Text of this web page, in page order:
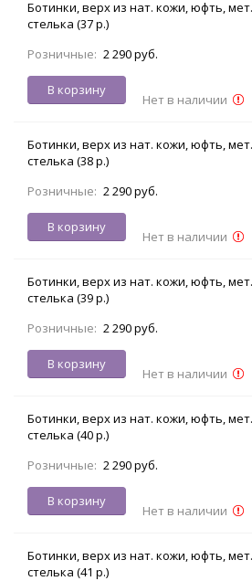
Ботинки, верх из нат. кожи, юфть,
стелька (37 р.)
Розничные: 2 290 руб.
В корзину
Нет в наличии
Ботинки, верх из нат. кожи, юфть,
стелька (38 р.)
Розничные: 2 290 руб.
В корзину
Нет в наличии
Ботинки, верх из нат. кожи, юфть,
стелька (39 р.)
Розничные: 2 290 руб.
В корзину
Нет в наличии
Ботинки, верх из нат. кожи, юфть,
стелька (40 р.)
Розничные: 2 290 руб.
В корзину
Нет в наличии
Ботинки, верх из нат. кожи, юфть,
стелька (41 р.)